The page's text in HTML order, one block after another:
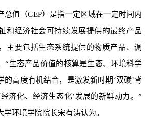
值（GEP）是指一定区域在一定时间内
和经济社会可持续发展提供的最终产品
主要包括生态系统提供的物质产品、调
“生态产品价值的核算是生态、环境科学
的高度有机结合，是激发新时期‘双碳’背
济化、经济生态化’发展的新鲜动力。”
环境学院院长宋有涛认为。